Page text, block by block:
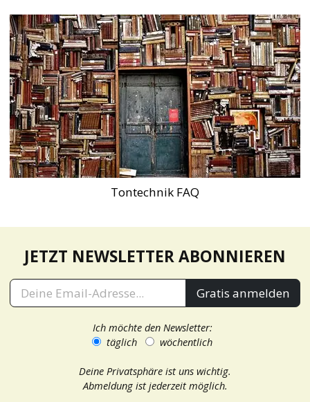
Tontechnik FAQ
JETZT NEWSLETTER ABONNIEREN
Gratis anmelden
Ich möchte den Newsletter:
täglich
wöchentlich
Deine Privatsphäre ist uns wichtig.
Abmeldung ist jederzeit möglich.